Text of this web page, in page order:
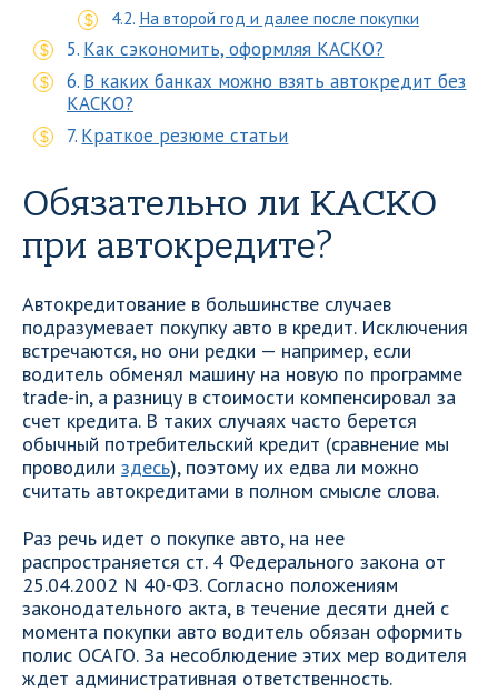
На второй год и далее после покупки
Как сэкономить, оформляя КАСКО?
В каких банках можно взять автокредит без
КАСКО?
Краткое резюме статьи
Обязательно ли КАСКО
при автокредите?
Автокредитование в большинстве случаев
подразумевает покупку авто в кредит. Исключения
встречаются, но они редки — например, если
водитель обменял машину на новую по программе
trade-in, а разницу в стоимости компенсировал за
счет кредита. В таких случаях часто берется
обычный потребительский кредит (сравнение мы
проводили здесь), поэтому их едва ли можно
считать автокредитами в полном смысле слова.
Раз речь идет о покупке авто, на нее
распространяется ст. 4 Федерального закона от
25.04.2002 N 40-ФЗ. Согласно положениям
законодательного акта, в течение десяти дней с
момента покупки авто водитель обязан оформить
полис ОСАГО. За несоблюдение этих мер водителя
ждет административная ответственность.